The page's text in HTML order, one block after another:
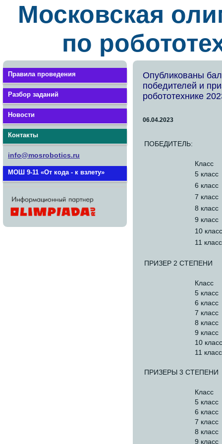
Московская
по
Правила проведения
Разбор заданий
Новости
Контакты
info@mosrobotics.ru
МОШ 9-11 «От кода - к взлету»
Опубликованы
победителей и
робототехнике
06.04.2023
ПОБЕДИТЕЛЬ:
Класс
5 класс
6 класс
7 класс
8 класс
9 класс
10 класс
11 класс
ПРИЗЕР 2 СТЕПЕНИ
Класс
5 класс
6 класс
7 класс
8 класс
9 класс
10 класс
11 класс
ПРИЗЕРЫ 3 СТЕПЕНИ
Класс
5 класс
6 класс
7 класс
8 класс
9 класс